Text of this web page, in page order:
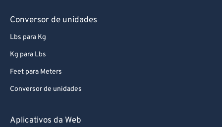
Conversor de unidades
Lbs para Kg
Kg para Lbs
Feet para Meters
Conversor de unidades
Aplicativos da Web